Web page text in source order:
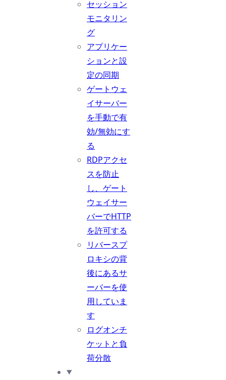
セッション
モニタリン
グ
アプリケー
ションと設
定の同期
ゲートウェ
イサーバー
を手動で有
効/無効にす
る
RDPアクセ
スを防止
し、ゲート
ウェイサー
バーでHTTP
を許可する
リバースプ
ロキシの背
後にあるサ
ーバーを使
用していま
す
ログオンチ
ケットと負
荷分散